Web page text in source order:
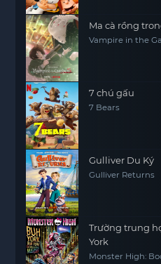
Ma cà rồng
Vampire in the
7 chú gấu
7 Bears
Gulliver Du Ký
Gulliver Returns
Trường trung
York
Monster High: